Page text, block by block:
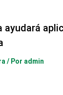
/ Por admin